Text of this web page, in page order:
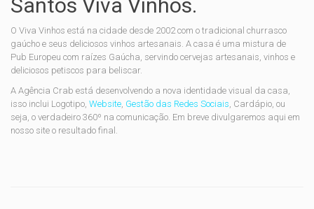
Santos Viva Vinhos.
O Viva Vinhos está na cidade desde 2002 com o tradicional churrasco
gaúcho e seus deliciosos vinhos artesanais. A casa é uma mistura de
Pub Europeu com raízes Gaúcha, servindo cervejas artesanais, vinhos e
deliciosos petiscos para beliscar.
A Agência Crab está desenvolvendo a nova identidade visual da casa,
isso inclui Logotipo, Website Gestão das Redes Sociais , Cardápio, ou
seja, o verdadeiro 360º na comunicação. Em breve divulgaremos aqui em
nosso site o resultado final.